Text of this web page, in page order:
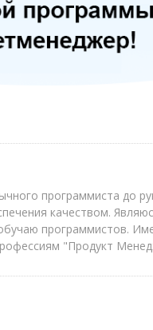
программиста до
качеством.
программистов.
"Продукт